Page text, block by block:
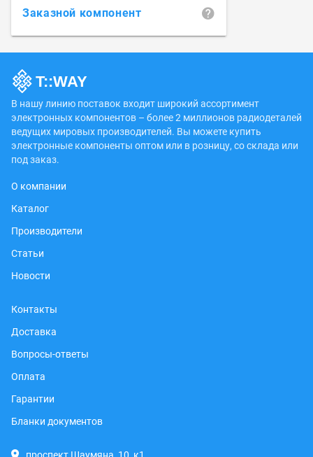
Заказной компонент
В нашу линию поставок входит широкий ассортимент
электронных компонентов – более 2 миллионов радиодеталей
ведущих мировых производителей. Вы можете купить
электронные компоненты оптом или в розницу, со склада или
под заказ.
О компании
Каталог
Производители
Статьи
Новости
Контакты
Доставка
Вопросы-ответы
Оплата
Гарантии
Бланки документов